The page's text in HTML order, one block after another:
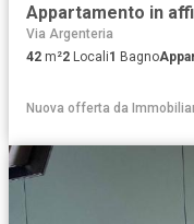
Appartamento in
Via Argenteria
42 m²2 Locali1 Bagno
Nuova offerta da